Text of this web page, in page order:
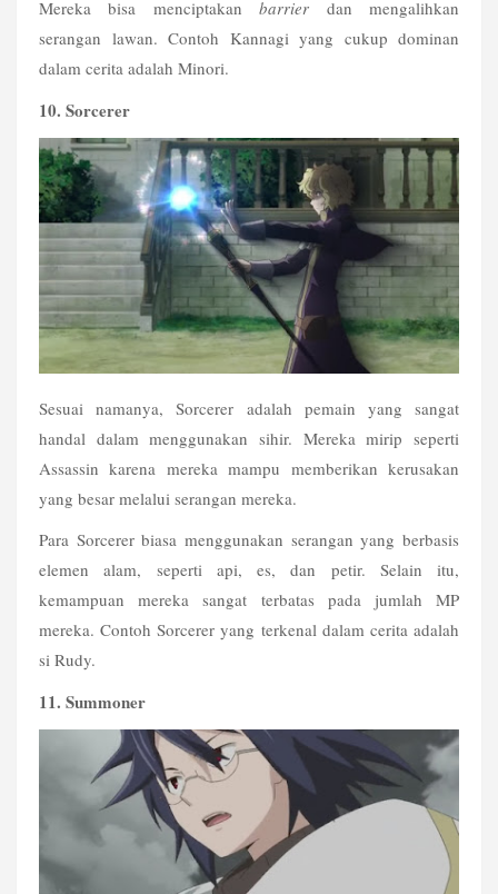
Mereka bisa menciptakan barrier dan mengalihkan
serangan lawan. Contoh Kannagi yang cukup dominan
dalam cerita adalah Minori.
10. Sorcerer
Sesuai namanya, Sorcerer adalah pemain yang sangat
handal dalam menggunakan sihir. Mereka mirip seperti
Assassin karena mereka mampu memberikan kerusakan
yang besar melalui serangan mereka.
Para Sorcerer biasa menggunakan serangan yang berbasis
elemen alam, seperti api, es, dan petir. Selain itu,
kemampuan mereka sangat terbatas pada jumlah MP
mereka. Contoh Sorcerer yang terkenal dalam cerita adalah
si Rudy.
11. Summoner